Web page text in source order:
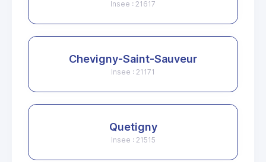
Insee : 21617
Chevigny-Saint-Sauveur
Insee : 21171
Quetigny
Insee : 21515